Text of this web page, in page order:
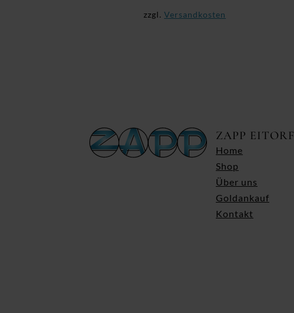
zzgl.Versandkosten
ZAPP EITORF
Home
Shop
Über uns
Goldankauf
Kontakt